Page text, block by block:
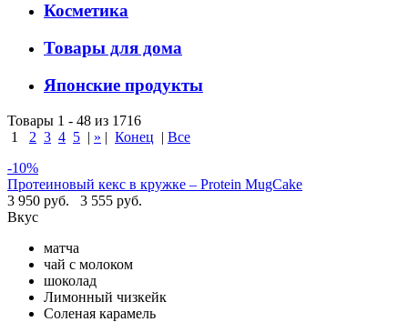
Косметика
Товары для дома
Японские продукты
Товары 1 - 48 из 1716
1
2 3 4 5 | » | Конец | Все
-10%
Протеиновый кекс в кружке – Protein MugCake
3 950 руб.
3 555 руб.
Вкус
матча
чай с молоком
шоколад
Лимонный чизкейк
Соленая карамель